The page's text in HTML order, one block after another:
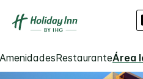
AmenidadesRestauranteÁrea